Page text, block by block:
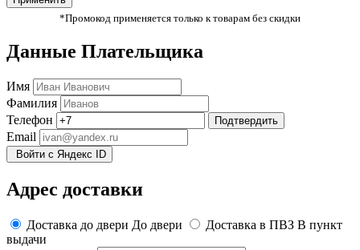
*Промокод применяется только к товарам без скидки
Данные Плательщика
Имя
Фамилия
Телефон
Подтвердить
Email
Войти с Яндекс ID
Адрес доставки
Доставка до двери До двери Доставка в ПВЗ В пункт
выдачи